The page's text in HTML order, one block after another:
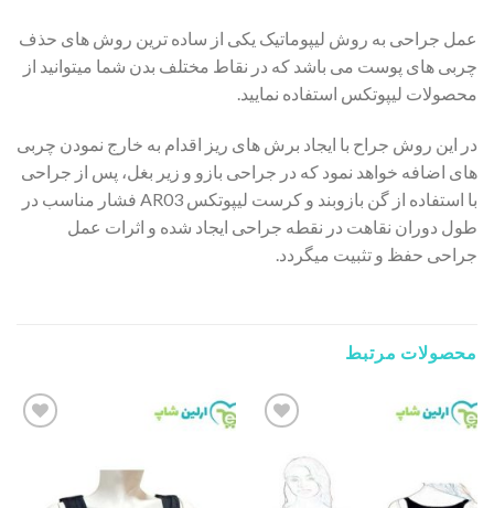
عمل جراحی به روش لیپوماتیک یکی از ساده ترین روش های حذف
چربی های پوست می باشد که در نقاط مختلف بدن شما میتوانید از
محصولات لیپوتکس استفاده نمایید.
در این روش جراح با ایجاد برش های ریز اقدام به خارج نمودن چربی
های اضافه خواهد نمود که در جراحی بازو و زیر بغل، پس از جراحی
با استفاده از گن بازوبند و کرست لیپوتکس AR03 فشار مناسب در
طول دوران نقاهت در نقطه جراحی ایجاد شده و اثرات عمل
جراحی حفظ و تثبیت میگردد.
محصولات مرتبط
Add to
wishlist